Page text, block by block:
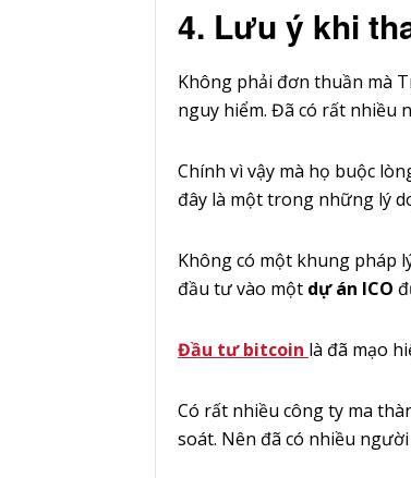
4. Lưu ý khi
Không phải đơn thuần mà
nguy hiểm. Đã có rất nhiều
Chính vì vậy mà họ buộc
đây là một trong những lý
Không có một khung pháp
đầu tư vào một dự án ICO
Đầu tư bitcoin là đã mạo
Có rất nhiều công ty ma
soát. Nên đã có nhiều